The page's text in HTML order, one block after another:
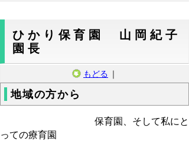
ひかり保育園 山岡紀子
園長
もどる ｜
地域の方から
保育園、そして私にと
っての療育園